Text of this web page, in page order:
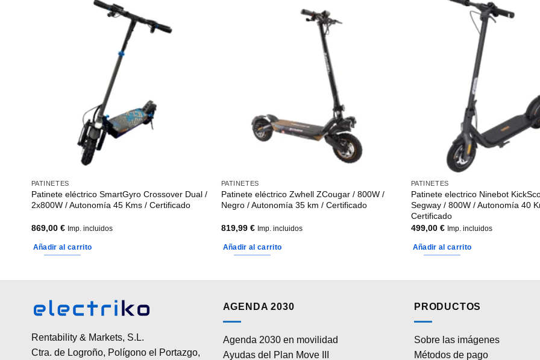
PATINETES
Patinete eléctrico SmartGyro Crossover Dual /
2x800W / Autonomía 45 Kms / Certificado
869,00 € Imp. incluidos
Añadir al carrito
PATINETES
Patinete eléctrico Zwhell ZCougar / 800W /
Negro / Autonomía 35 km / Certificado
819,99 € Imp. incluidos
Añadir al carrito
PATINETES
Patinete electrico Ninebot
Segway / 800W / Autonomía 40
Certificado
499,00 € Imp. incluidos
Añadir al carrito
Rentability & Markets, S.L.
Ctra. de Logroño, Polígono el Portazgo,
AGENDA 2030
Agenda 2030 en movilidad
Ayudas del Plan Move III
PRODUCTOS
Sobre las imágenes
Métodos de pago